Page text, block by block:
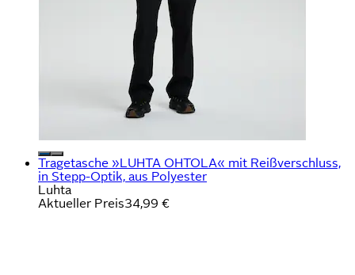
Tragetasche »LUHTA OHTOLA« mit Reißverschluss,
in Stepp-Optik, aus Polyester
Luhta
Aktueller Preis34,99 €